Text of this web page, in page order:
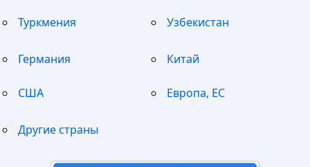
Туркмения Узбекистан
Германия Китай
США Европа, ЕС
Другие страны